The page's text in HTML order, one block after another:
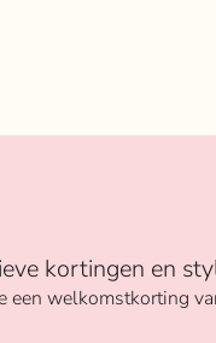
kortingen en
een welkomstkorting